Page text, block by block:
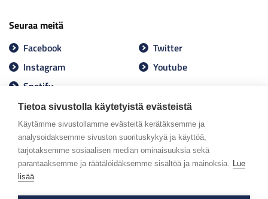
Tietoa sivustolla käytetyistä evästeistä
Käytämme sivustollamme evästeitä kerätäksemme ja
analysoidaksemme sivuston suorituskykyä ja käyttöä,
tarjotaksemme sosiaalisen median ominaisuuksia sekä
parantaaksemme ja räätälöidäksemme sisältöä ja mainoksia. Lue
lisää
Seuraa meitä
Facebook
Twitter
Instagram
Youtube
Spotify